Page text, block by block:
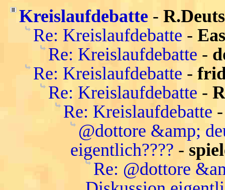
Kreislaufdebatte -
Re: Kreislaufdebatte -
Re: Kreislaufdebatte -
Re: Kreislaufdebatte -
Re: Kreislaufdebatte -
Re: Kreislaufdebatte
@dottore &amp;
eigentlich???? -
Re: @dottore